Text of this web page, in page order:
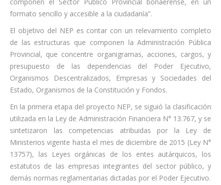
formato sencillo y accesible a la ciudadanía”.
El objetivo del NEP es contar con un relevamiento completo
de las estructuras que componen la Administración Pública
Provincial, que concentre organigramas, acciones, cargos, y
presupuesto de las dependencias del Poder Ejecutivo,
Organismos Descentralizados, Empresas y Sociedades del
Estado, Organismos de la Constitución y Fondos.
En la primera etapa del proyecto NEP, se siguió la clasificación
utilizada en la Ley de Administración Financiera N° 13.767, y se
sintetizaron las competencias atribuidas por la Ley de
Ministerios vigente hasta el mes de diciembre de 2015 (Ley N°
13757), las Leyes orgánicas de los entes autárquicos, los
estatutos de las empresas integrantes del sector público, y
demás normas reglamentarias dictadas por el Poder Ejecutivo.